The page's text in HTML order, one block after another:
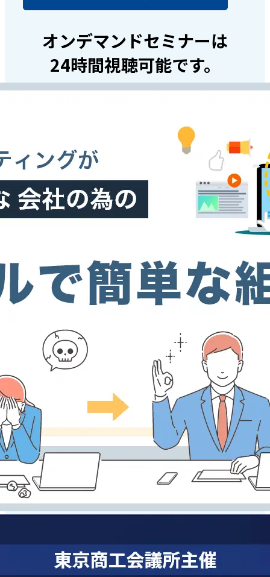
オンデマンドセミナーは
24時間視聴可能です。